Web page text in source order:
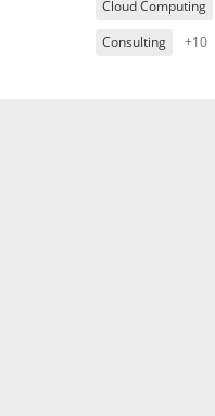
Cloud Computing
Consulting +10